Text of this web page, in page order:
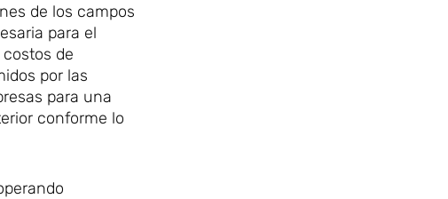
de los campos
para el
de
por las
para una
conforme lo